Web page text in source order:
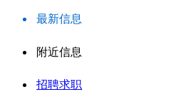
最新信息
附近信息
招聘求职